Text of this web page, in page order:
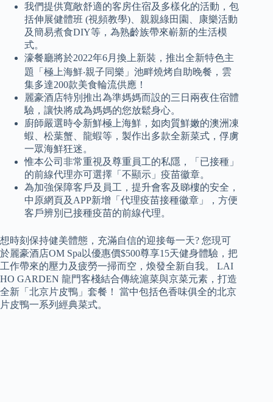
我們提供寬敞舒適的客房住宿及多樣化的活動，包
括伸展健體班 (視頻教學)、親親綠田園、康樂活動
及簡易煮食DIY等，為熟齡族帶來嶄新的生活模
式。
濠餐廳將於2022年6月換上新裝，推出全新特色主
題「極上海鮮‧親子同樂」池畔燒烤自助晚餐，雲
集多達200款美食輪流供應！
麗豪酒店特別推出為準媽媽而設的三日兩夜住宿體
驗，讓快將成為媽媽的您放鬆身心。
廚師嚴選時令新鮮極上海鮮，如肉質鮮嫩的澳洲凍
蝦、松葉蟹、龍蝦等，製作出多款全新菜式，俘虜
一眾海鮮狂迷。
惟本公司非常重視及尊重員工的私隱，「已接種」
的前線代理亦可選擇「不顯示」疫苗徽章。
為加強保障客戶及員工，提升會客及睇樓的安全，
中原網頁及APP新增「代理疫苗接種徽章」，方便
客戶辨別已接種疫苗的前線代理。
想時刻保持健美體態，充滿自信的迎接每一天? 您現可
於麗豪酒店OM Spa以優惠價$500尊享15天健身體驗，把
工作帶來的壓力及疲勞一掃而空，煥發全新自我。 LAI
HO GARDEN 龍門客棧結合傳統滬菜與京菜元素，打造
全新「北京片皮鴨」套餐！ 當中包括色香味俱全的北京
片皮鴨一系列經典菜式。